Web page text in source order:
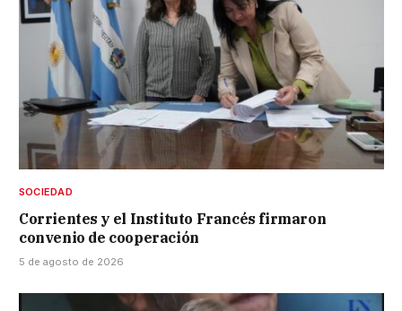
SOCIEDAD
Corrientes y el Instituto Francés firmaron
convenio de cooperación
5 de agosto de 2026